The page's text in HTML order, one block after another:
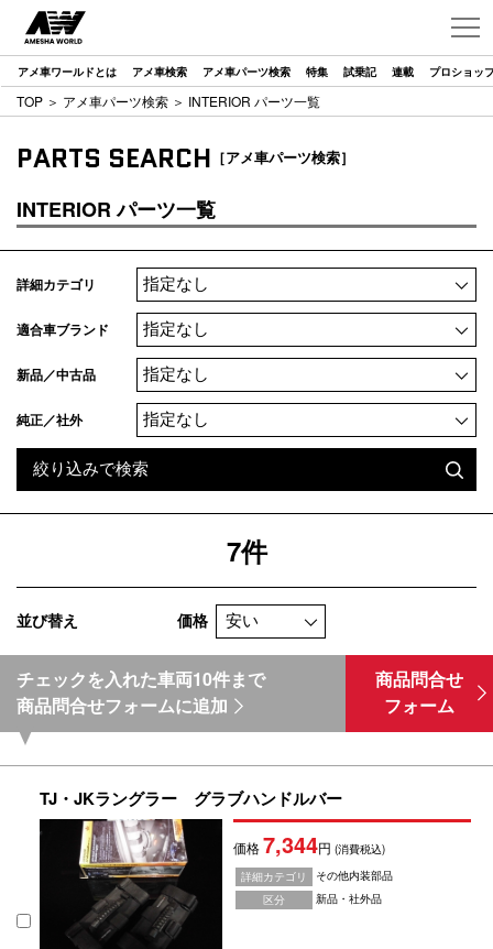
アメ車ワールドとは アメ車検索 アメ車パーツ検索 特集 試乗記 連載 プロショッ
TOP ＞ アメ車パーツ検索 ＞ INTERIOR パーツ一覧
PARTS SEARCH ［アメ車パーツ検索］
INTERIOR パーツ一覧
詳細カテゴリ
適合車ブランド
新品／中古品
純正／社外
7件
並び替え 価格
チェックを入れた車両10件まで
商品問合せフォームに追加
商品問合せ
フォーム
TJ・JKラングラー グラブハンドルバー
価格7,344円(消費税込)
詳細カテゴリ
その他内装部品
区分
新品・社外品